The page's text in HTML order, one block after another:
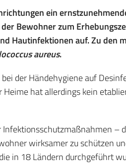
ein
Bewohner zum
Hautinfektionen auf. Zu den
aureus.
der Händehygiene auf
hat allerdings kein
–
wirksamer zu schützen
in 18 Ländern durchgeführt